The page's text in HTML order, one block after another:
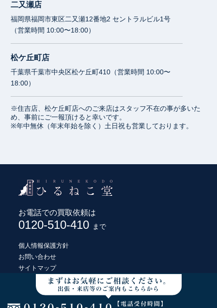
二又瀬店
福岡県福岡市東区二又瀬12番地2 セントラルビル1号
（営業時間 10:00〜18:00）
松ケ丘町店
千葉県千葉市中央区松ケ丘町410（営業時間 10:00〜
18:00）
※住吉店、松ケ丘町店へのご来店はスタッフ不在の事が多いた
め、事前にご一報頂けると幸いです。
※年中無休（年末年始を除く）土日祝も営業しております。
お電話での買取依頼は
0120-510-410 まで
個人情報保護方針
お問い合わせ
サイトマップ
© HIRUNEKODO CO., LTD.